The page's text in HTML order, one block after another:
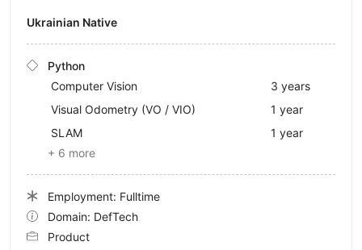
Ukrainian Native
Python
Computer Vision
3 years
Visual Odometry (VO / VIO)
1 year
SLAM
1 year
+ 6 more
Employment: Fulltime
Domain: DefTech
Product